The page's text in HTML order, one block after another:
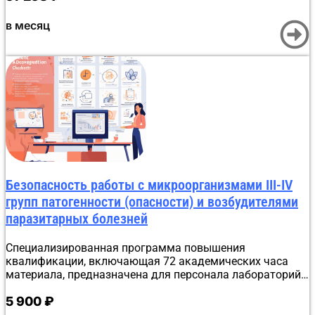
занимает не более 30 минут, что позволяет оперативно
сведения в ФРДО.
в месяц
Безопасность работы с микроорганизмами III-IV
групп патогенности (опасности) и возбудителями
паразитарных болезней
Специализированная программа повышения
квалификации, включающая 72 академических часа
материала, предназначена для персонала лабораторий
ПБА. Заниматься можно полностью удаленно в Донецке,
5 900₽